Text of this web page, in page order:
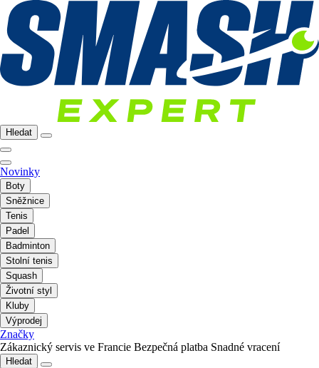
Hledat
Novinky
Boty
Sněžnice
Tenis
Padel
Badminton
Stolní tenis
Squash
Životní styl
Kluby
Výprodej
Značky
Zákaznický servis ve Francie Bezpečná platba Snadné vracení
Hledat